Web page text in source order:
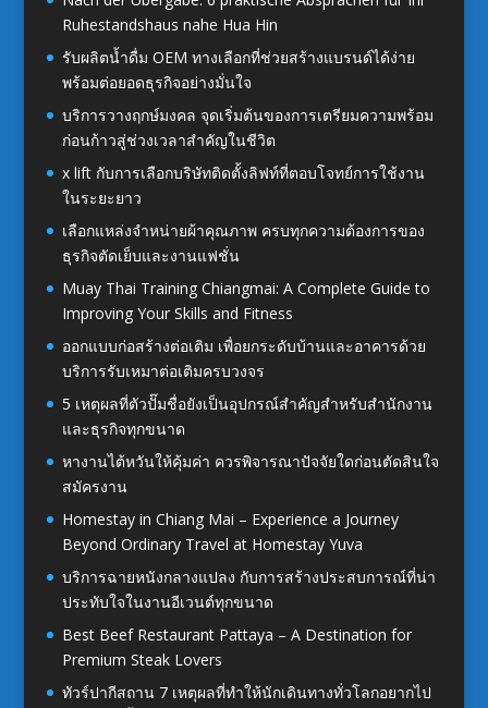
Ruhestandshaus nahe Hua Hin
รับผลิตน้ำดื่ม OEM ทางเลือกที่ช่วยสร้างแบรนด์ได้ง่าย
พร้อมต่อยอดธุรกิจอย่างมั่นใจ
บริการวางฤกษ์มงคล จุดเริ่มต้นของการเตรียมความพร้อม
ก่อนก้าวสู่ช่วงเวลาสำคัญในชีวิต
x lift กับการเลือกบริษัทติดตั้งลิฟท์ที่ตอบโจทย์การใช้งาน
ในระยะยาว
เลือกแหล่งจำหน่ายผ้าคุณภาพ ครบทุกความต้องการของ
ธุรกิจตัดเย็บและงานแฟชั่น
Muay Thai Training Chiangmai: A Complete Guide to
Improving Your Skills and Fitness
ออกแบบก่อสร้างต่อเติม เพื่อยกระดับบ้านและอาคารด้วย
บริการรับเหมาต่อเติมครบวงจร
5 เหตุผลที่ตัวปั๊มชื่อยังเป็นอุปกรณ์สำคัญสำหรับสำนักงาน
และธุรกิจทุกขนาด
หางานไต้หวันให้คุ้มค่า ควรพิจารณาปัจจัยใดก่อนตัดสินใจ
สมัครงาน
Homestay in Chiang Mai – Experience a Journey
Beyond Ordinary Travel at Homestay Yuva
บริการฉายหนังกลางแปลง กับการสร้างประสบการณ์ที่น่า
ประทับใจในงานอีเวนต์ทุกขนาด
Best Beef Restaurant Pattaya – A Destination for
Premium Steak Lovers
ทัวร์ปากีสถาน 7 เหตุผลที่ทำให้นักเดินทางทั่วโลกอยากไป